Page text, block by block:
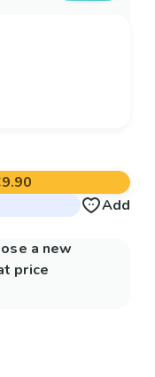
Add
a new
price